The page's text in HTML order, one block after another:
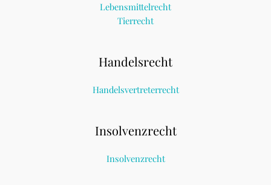
Lebensmittelrecht
Tierrecht
Handelsrecht
Handelsvertreterrecht
Insolvenzrecht
Insolvenzrecht